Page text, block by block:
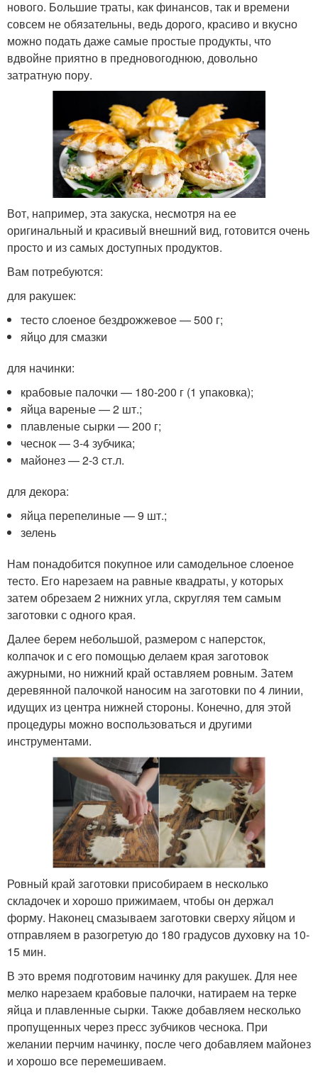
нового. Большие траты, как финансов, так и времени
совсем не обязательны, ведь дорого, красиво и вкусно
можно подать даже самые простые продукты, что
вдвойне приятно в предновогоднюю, довольно
затратную пору.
Вот, например, эта закуска, несмотря на ее
оригинальный и красивый внешний вид, готовится очень
просто и из самых доступных продуктов.
Вам потребуются:
для ракушек:
тесто слоеное бездрожжевое — 500 г;
яйцо для смазки
для начинки:
крабовые палочки — 180-200 г (1 упаковка);
яйца вареные — 2 шт.;
плавленые сырки — 200 г;
чеснок — 3-4 зубчика;
майонез — 2-3 ст.л.
для декора:
яйца перепелиные — 9 шт.;
зелень
Нам понадобится покупное или самодельное слоеное
тесто. Его нарезаем на равные квадраты, у которых
затем обрезаем 2 нижних угла, скругляя тем самым
заготовки с одного края.
Далее берем небольшой, размером с наперсток,
колпачок и с его помощью делаем края заготовок
ажурными, но нижний край оставляем ровным. Затем
деревянной палочкой наносим на заготовки по 4 линии,
идущих из центра нижней стороны. Конечно, для этой
процедуры можно воспользоваться и другими
инструментами.
Ровный край заготовки присобираем в несколько
складочек и хорошо прижимаем, чтобы он держал
форму. Наконец смазываем заготовки сверху яйцом и
отправляем в разогретую до 180 градусов духовку на 10-
15 мин.
В это время подготовим начинку для ракушек. Для нее
мелко нарезаем крабовые палочки, натираем на терке
яйца и плавленные сырки. Также добавляем несколько
пропущенных через пресс зубчиков чеснока. При
желании перчим начинку, после чего добавляем майонез
и хорошо все перемешиваем.